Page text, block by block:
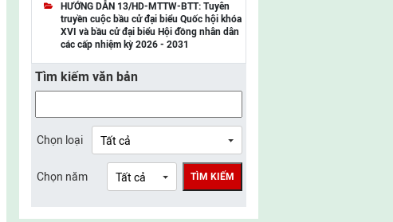
UBMTTQ Việt Nam tỉnh Sơn La
UBMTTQ Việt Nam tỉnh Thanh Hóa
UBMTTQ Việt Nam tỉnh Nghệ An
UBMTTQ Việt Nam tỉnh Lào Cai
UBMTTQ Việt Nam tỉnh Thái Nguyên
HƯỚNG DẪN 13/HD-MTTW-BTT: Tuyên
truyền cuộc bầu cử đại biểu Quốc hội khóa
XVI và bầu cử đại biểu Hội đồng nhân dân
các cấp nhiệm kỳ 2026 - 2031
Tìm kiếm văn bản
Chọn loại
Chọn năm TÌM KIẾM